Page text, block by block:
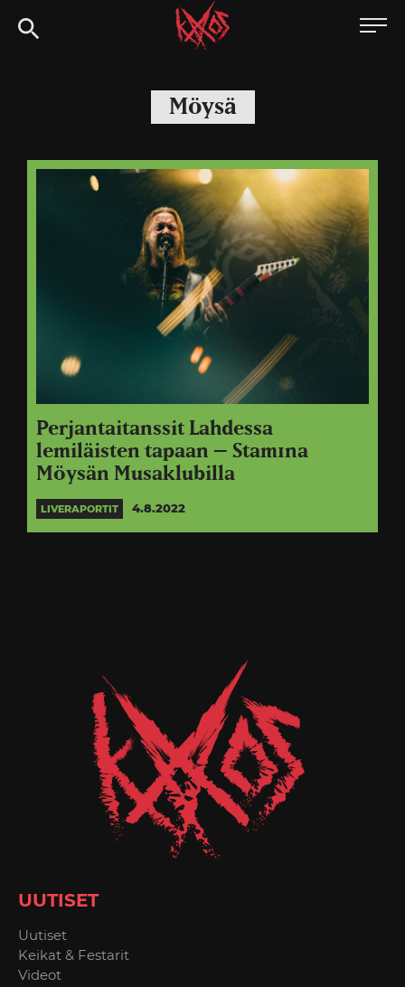
Siirry
suoraan
Kaaoszine
Möysä
Perjantaitanssit Lahdessa
lemiläisten tapaan – Stam1na
Möysän Musaklubilla
LIVERAPORTIT 4.8.2022
UUTISET
Uutiset
Keikat & Festarit
Videot